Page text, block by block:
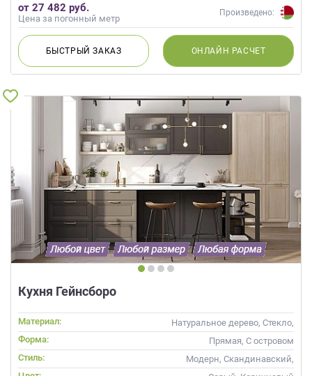
от 27 482 руб.
Цена за погонный метр
Произведено:
БЫСТРЫЙЗАКАЗ ОНЛАЙН РАСЧЕТ
Кухня Гейнсборо
Материал:
Натуральное дерево, Стекло,
Массив
Форма:
Прямая, С островом
Стиль:
Модерн, Скандинавский,
Неоклассика, Современные